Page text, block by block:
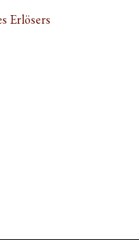
Erlösers